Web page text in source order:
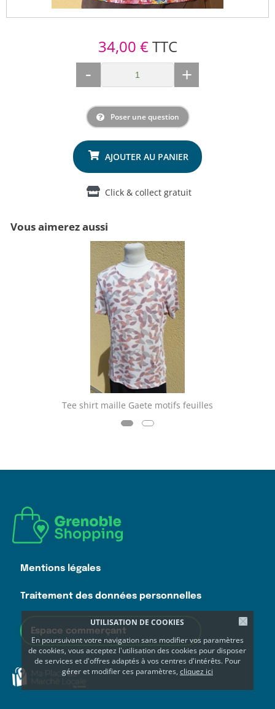
UTILISATION DE COOKIES
En poursuivant votre navigation sans modifier vos paramètres
de cookies, vous acceptez l'utilisation des cookies pour disposer
de services et d'offres adaptés à vos centres d'intérêts. Pour
gérer et modifier ces paramètres, cliquez ici
34,00 €TTC
- +
Poser une question
Click & collect gratuit
Vous aimerez aussi
Tee shirt maille Gaete motifs feuilles
Mentions légales
Traitement des données personnelles
Espace commerçant